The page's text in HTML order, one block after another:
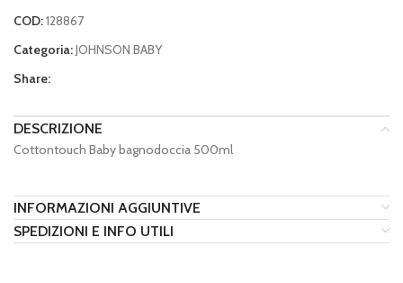
COD:128867
Categoria:JOHNSON BABY
Share:
DESCRIZIONE
Cottontouch Baby bagnodoccia 500ml
INFORMAZIONI AGGIUNTIVE
SPEDIZIONI E INFO UTILI